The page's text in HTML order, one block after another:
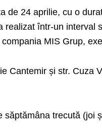
de 24 aprilie, cu o
realizat într-un interval
MIS Grup,
Cantemir și str. Cuza
trecută (joi